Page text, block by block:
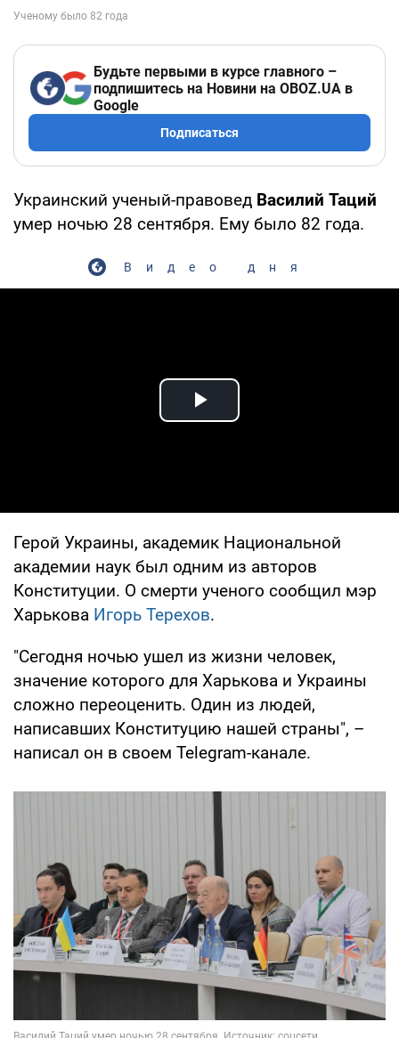
Будьте первыми в курсе главного –
подпишитесь на Новини на OBOZ.UA в
Google
Подписаться
Украинский ученый-правовед Василий Таций
умер ночью 28 сентября. Ему было 82 года.
Видео дня
Play Video
Герой Украины, академик Национальной
академии наук был одним из авторов
Конституции. О смерти ученого сообщил мэр
Харькова Игорь Терехов.
"Сегодня ночью ушел из жизни человек,
значение которого для Харькова и Украины
сложно переоценить. Один из людей,
написавших Конституцию нашей страны", –
написал он в своем Telegram-канале.